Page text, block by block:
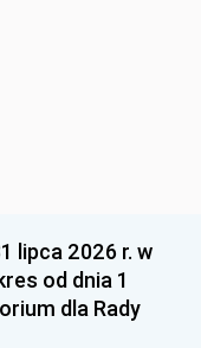
lipca 2026 r. w
od dnia 1
dla Rady